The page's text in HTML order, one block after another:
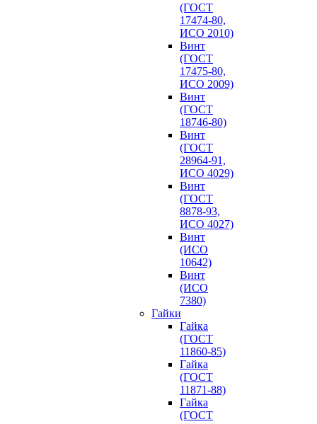
(ГОСТ
17474-80,
ИСО 2010)
Винт
(ГОСТ
17475-80,
ИСО 2009)
Винт
(ГОСТ
18746-80)
Винт
(ГОСТ
28964-91,
ИСО 4029)
Винт
(ГОСТ
8878-93,
ИСО 4027)
Винт
(ИСО
10642)
Винт
(ИСО
7380)
Гайки
Гайка
(ГОСТ
11860-85)
Гайка
(ГОСТ
11871-88)
Гайка
(ГОСТ